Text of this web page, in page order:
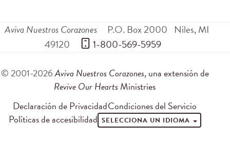
Aviva Nuestros Corazones P.O. Box 2000 Niles,MI
49120
1-800-569-5959
© 2001-2026Aviva Nuestros Corazones, una extensión de
Revive Our Hearts Ministries
Declaración de PrivacidadCondiciones del Servicio
Políticas de accesibilidad SELECCIONA UN IDIOMA